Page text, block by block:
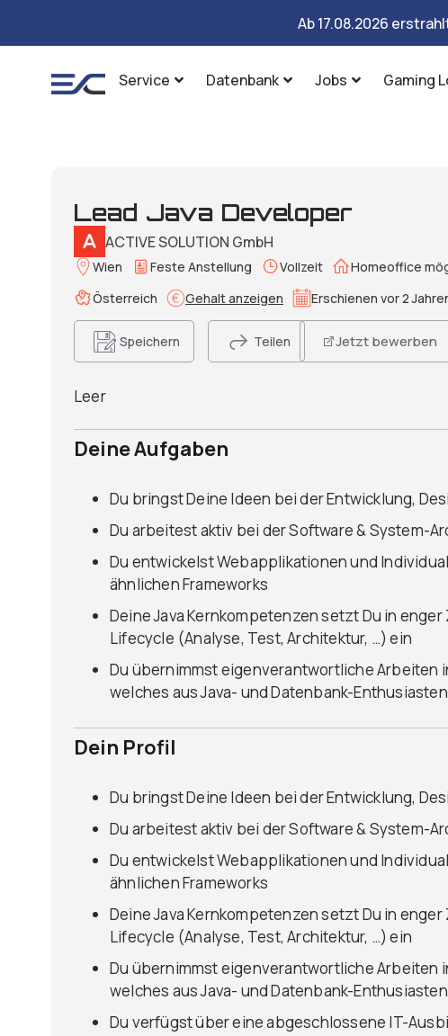
Ab 17.08.2026
Service Datenbank Jobs Gaming
Lead Java Developer
ACTIVE SOLUTION GmbH
Wien Feste Anstellung Vollzeit Homeoffice
Österreich
Gehalt anzeigen Erschienen vor 2
Speichern Teilen Jetzt bewerben
Leer
Deine Aufgaben
Du bringst Deine Ideen bei der Entwicklung,
Du arbeitest aktiv bei der Software & System-
Du entwickelst Webapplikationen und
ähnlichen Frameworks
Deine Java Kernkompetenzen setzt Du in
Lifecycle (Analyse, Test, Architektur, …) ein
Du übernimmst eigenverantwortliche Arbeiten
welches aus Java- und Datenbank-
Dein Profil
Du bringst Deine Ideen bei der Entwicklung,
Du arbeitest aktiv bei der Software & System-
Du entwickelst Webapplikationen und
ähnlichen Frameworks
Deine Java Kernkompetenzen setzt Du in
Lifecycle (Analyse, Test, Architektur, …) ein
Du übernimmst eigenverantwortliche Arbeiten
welches aus Java- und Datenbank-
Du verfügst über eine abgeschlossene IT-